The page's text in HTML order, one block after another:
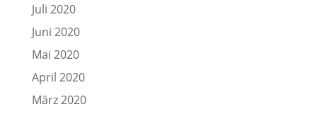
Juli 2020
Juni 2020
Mai 2020
April 2020
März 2020